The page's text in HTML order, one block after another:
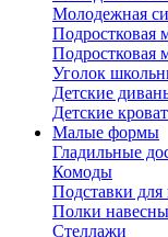
Молодежная
Подростковая
Уголок
Детские
Детские
Малые формы
Гладильные
Комоды
Подставки для
Полки
Стеллажи